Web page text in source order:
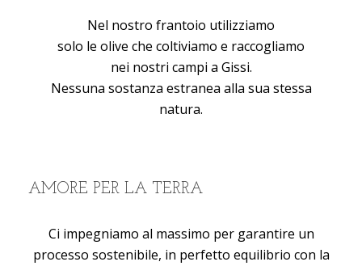
Nel nostro frantoio utilizziamo
solo le olive che coltiviamo e raccogliamo
nei nostri campi a Gissi.
Nessuna sostanza estranea alla sua stessa
natura.
AMORE PER LA TERRA
Ci impegniamo al massimo per garantire un
processo sostenibile, in perfetto equilibrio con la